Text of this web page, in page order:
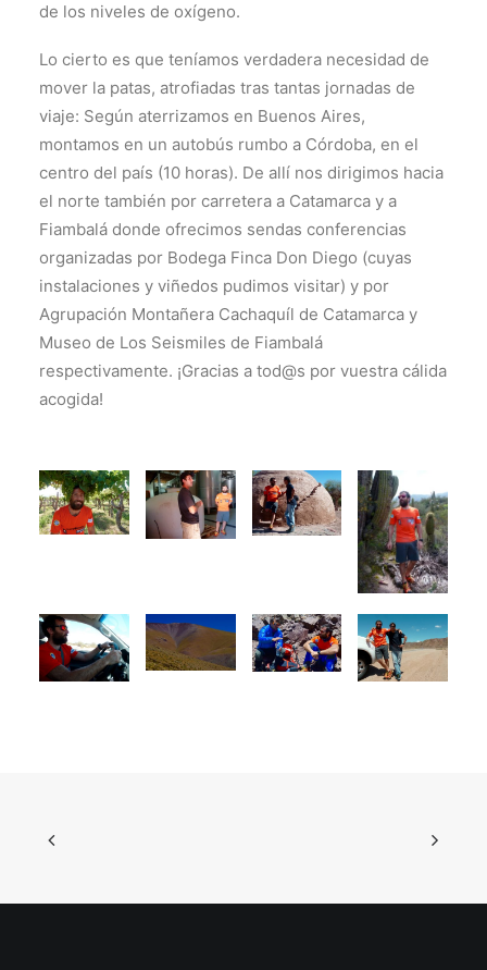
de los niveles de oxígeno.
Lo cierto es que teníamos verdadera necesidad de
mover la patas, atrofiadas tras tantas jornadas de
viaje: Según aterrizamos en Buenos Aires,
montamos en un autobús rumbo a Córdoba, en el
centro del país (10 horas). De allí nos dirigimos hacia
el norte también por carretera a Catamarca y a
Fiambalá donde ofrecimos sendas conferencias
organizadas por Bodega Finca Don Diego (cuyas
instalaciones y viñedos pudimos visitar) y por
Agrupación Montañera Cachaquíl de Catamarca y
Museo de Los Seismiles de Fiambalá
respectivamente. ¡Gracias a tod@s por vuestra cálida
acogida!